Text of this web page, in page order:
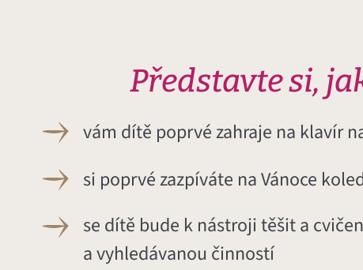
Představte si,
vám dítě poprvé zahraje na klavír
si poprvé zazpíváte na Vánoce
se dítě bude k nástroji těšit a
a vyhledávanou činností